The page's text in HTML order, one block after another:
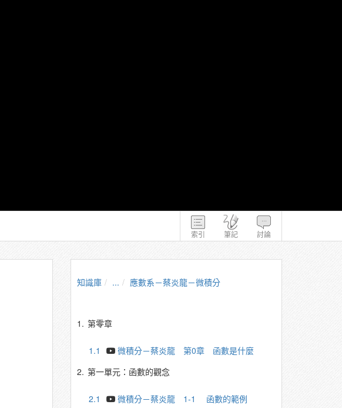
索引 筆記 討論
知識庫 ... 應數系－蔡炎龍－微積分
1. 第零章
1.1
微積分－蔡炎龍 第0章 函數是什麼
2. 第一單元：函數的觀念
2.1
微積分－蔡炎龍 1-1 函數的範例